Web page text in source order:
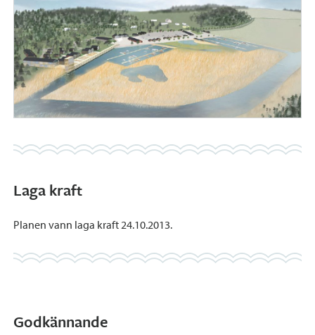
Laga kraft
Planen vann laga kraft 24.10.2013.
Godkännande